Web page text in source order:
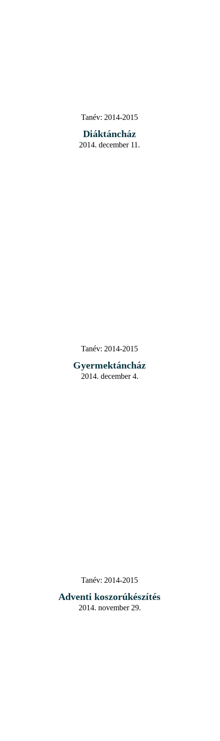
Tanév: 2014-2015
Diáktáncház
2014. december 11.
Tanév: 2014-2015
Gyermektáncház
2014. december 4.
Tanév: 2014-2015
Adventi koszorúkészítés
2014. november 29.